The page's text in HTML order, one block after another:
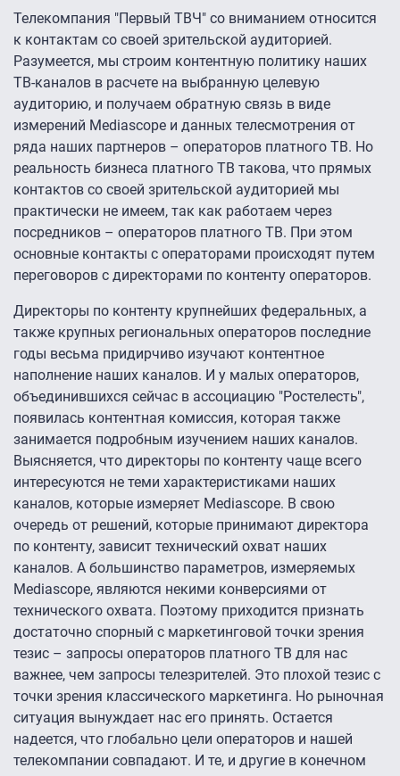
Телекомпания "Первый ТВЧ" со вниманием относится
к контактам со своей зрительской аудиторией.
Разумеется, мы строим контентную политику наших
ТВ-каналов в расчете на выбранную целевую
аудиторию, и получаем обратную связь в виде
измерений Mediascope и данных телесмотрения от
ряда наших партнеров – операторов платного ТВ. Но
реальность бизнеса платного ТВ такова, что прямых
контактов со своей зрительской аудиторией мы
практически не имеем, так как работаем через
посредников – операторов платного ТВ. При этом
основные контакты с операторами происходят путем
переговоров с директорами по контенту операторов.
Директоры по контенту крупнейших федеральных, а
также крупных региональных операторов последние
годы весьма придирчиво изучают контентное
наполнение наших каналов. И у малых операторов,
объединившихся сейчас в ассоциацию "Ростелесть",
появилась контентная комиссия, которая также
занимается подробным изучением наших каналов.
Выясняется, что директоры по контенту чаще всего
интересуются не теми характеристиками наших
каналов, которые измеряет Mediascope. В свою
очередь от решений, которые принимают директора
по контенту, зависит технический охват наших
каналов. А большинство параметров, измеряемых
Mediascope, являются некими конверсиями от
технического охвата. Поэтому приходится признать
достаточно спорный с маркетинговой точки зрения
тезис – запросы операторов платного ТВ для нас
важнее, чем запросы телезрителей. Это плохой тезис с
точки зрения классического маркетинга. Но рыночная
ситуация вынуждает нас его принять. Остается
надеется, что глобально цели операторов и нашей
телекомпании совпадают. И те, и другие в конечном